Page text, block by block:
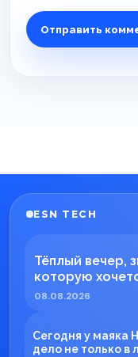
ESN TECH
Тёплый вечер,
которую
08.08.2026
Сегодня у маяка
дело не только в